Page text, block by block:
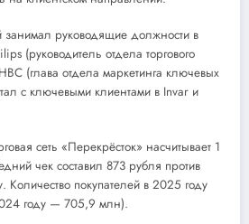
занимал руководящие должности в
(руководитель отдела торгового
(глава отдела маркетинга ключевых
с ключевыми клиентами в Invar и
сеть «Перекрёсток» насчитывает 1
чек составил 873 рубля против
покупателей в 2025 году
году — 705,9 млн).